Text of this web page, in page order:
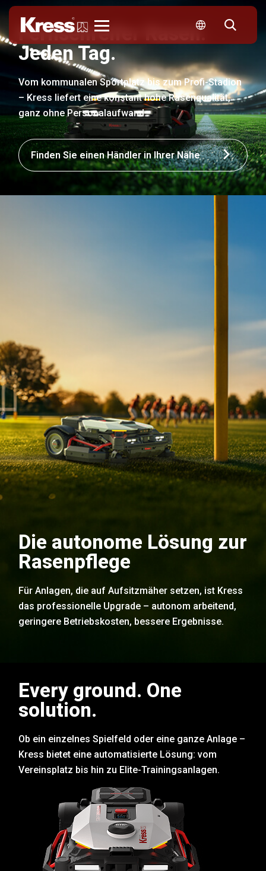
Fernsehreifer Rasen.
Jeden Tag.
Vom kommunalen Sportplatz bis zum Profi-Stadion
– Kress liefert eine konstant hohe Rasenqualität,
ganz ohne Personalaufwand.
Finden Sie einen Händler in Ihrer Nähe
Die autonome Lösung zur
Rasenpflege
Für Anlagen, die auf Aufsitzmäher setzen, ist Kress
das professionelle Upgrade – autonom arbeitend,
geringere Betriebskosten, bessere Ergebnisse.
Every ground. One
solution.
Ob ein einzelnes Spielfeld oder eine ganze Anlage –
Kress bietet eine automatisierte Lösung: vom
Vereinsplatz bis hin zu Elite-Trainingsanlagen.